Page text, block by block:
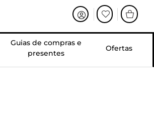
Guias de compras e
presentes
Ofertas